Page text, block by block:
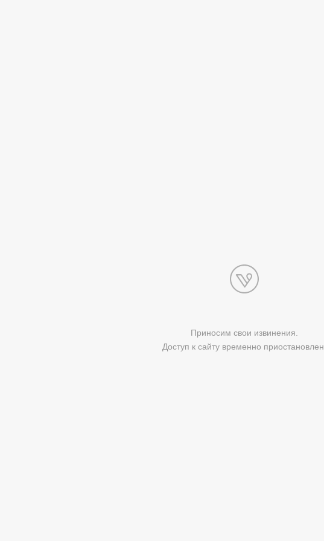
Приносим свои извинения.
Доступ к сайту временно приостановлен.